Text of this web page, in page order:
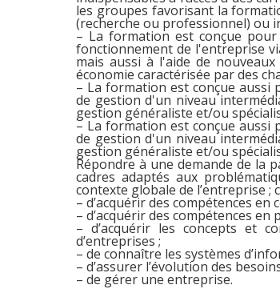
les groupes favorisant la
(recherche ou professionnel) ou
– La formation est conçue
fonctionnement de l'entreprise
mais aussi à l'aide de
économie caractérisée par des
– La formation est conçue
de gestion d'un niveau
gestion généraliste et/ou
– La formation est conçue
de gestion d'un niveau
gestion généraliste et/ou
Répondre à une demande de la
cadres adaptés aux
contexte globale de l’entreprise
– d’acquérir des compétences
– d’acquérir des compétences
– d’acquérir les concepts et
d’entreprises ;
– de connaître les systèmes
– d’assurer l’évolution des
– de gérer une entreprise.